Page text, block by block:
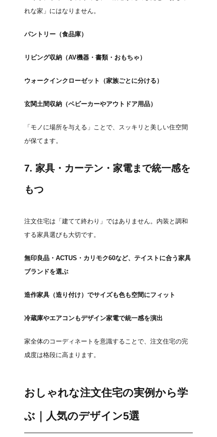
れな家」にはなりません。
パントリー（食品庫）
リビング収納（AV機器・書類・おもちゃ）
ウォークインクローゼット（家族ごとに分ける）
玄関土間収納（ベビーカーやアウトドア用品）
「モノに場所を与える」ことで、スッキリと美しい住空間
が保てます。
7. 家具・カーテン・家電まで統一感を
もつ
注文住宅は「建てて終わり」ではありません。内装と調和
する家具選びも大切です。
無印良品・ACTUS・カリモク60など、テイストに合う家具
ブランドを選ぶ
造作家具（造り付け）でサイズも色も空間にフィット
冷蔵庫やエアコンもデザイン家電で統一感を演出
家全体のコーディネートを意識することで、注文住宅の完
成度は格段に高まります。
おしゃれな注文住宅の実例から学
ぶ｜人気のデザイン5選